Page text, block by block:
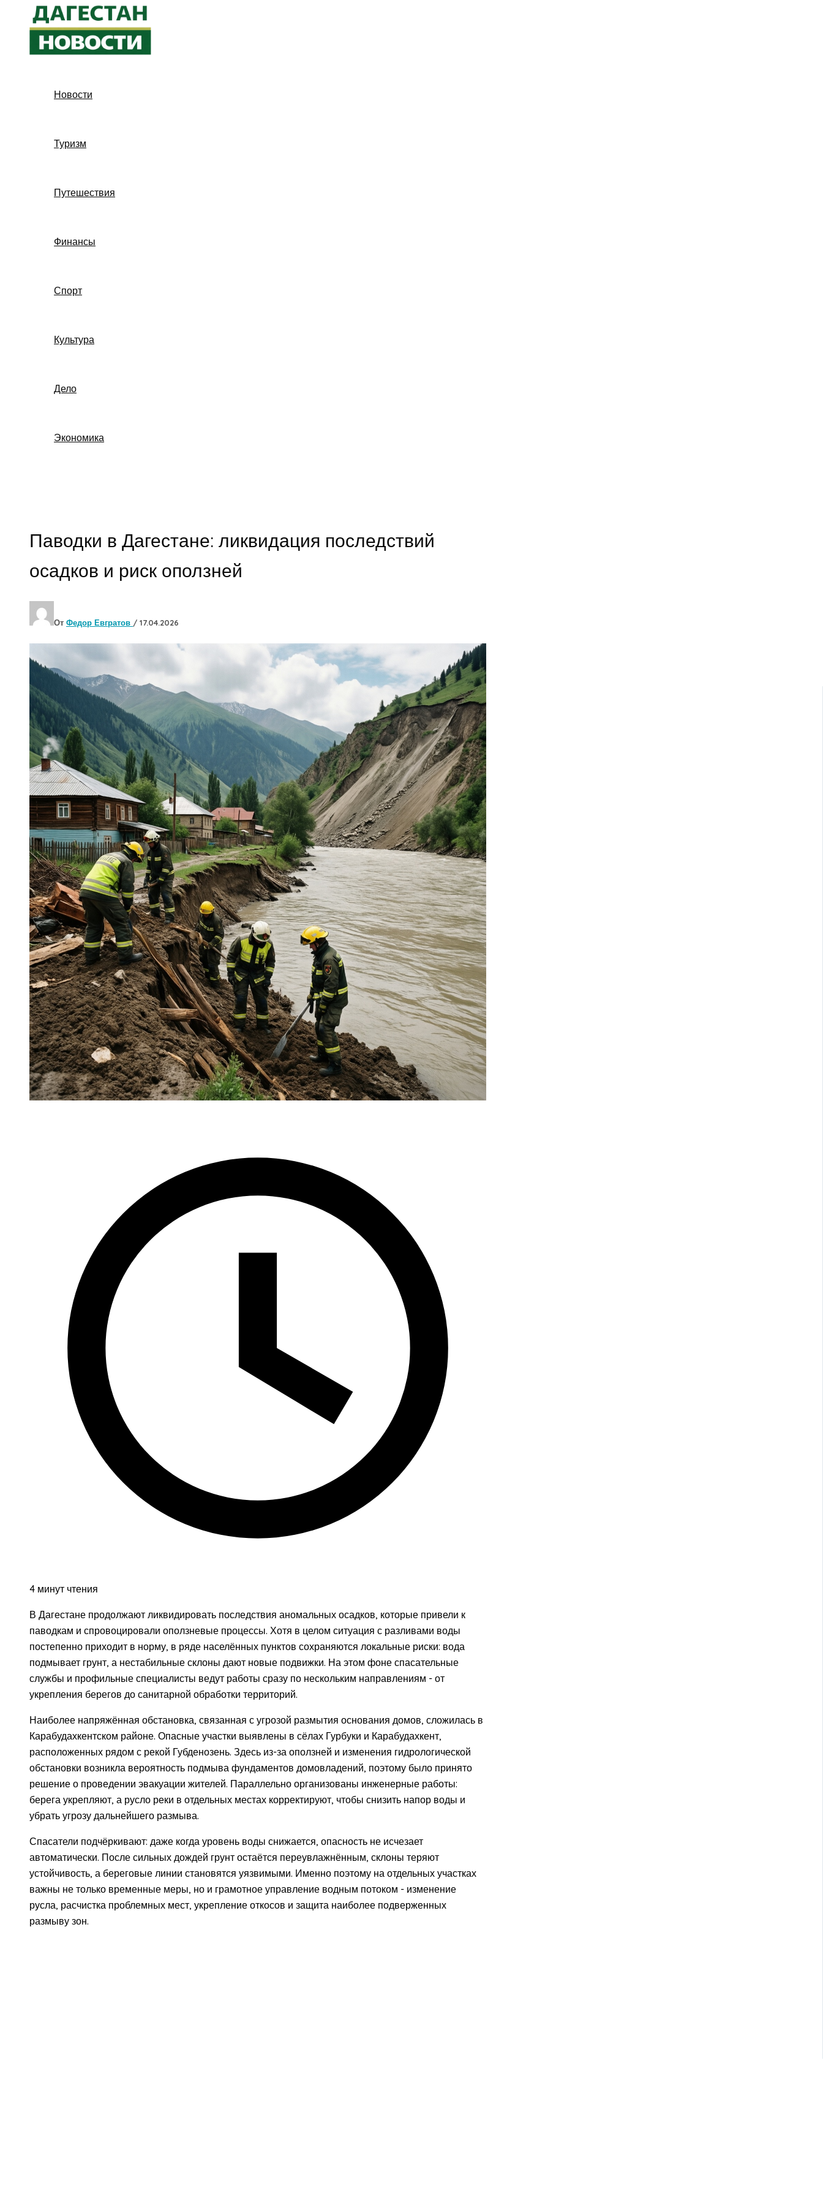
Перейти
содержимому
Новости
Туризм
Путешествия
Финансы
Спорт
Культура
Дело
Экономика
Паводки в Дагестане: ликвидация последствий
осадков и риск оползней
От Федор Евгратов / 17.04.2026
4 минут чтения
В Дагестане продолжают ликвидировать последствия аномальных осадков, которые привели к
паводкам и спровоцировали оползневые процессы. Хотя в целом ситуация с разливами воды
постепенно приходит в норму, в ряде населённых пунктов сохраняются локальные риски: вода
подмывает грунт, а нестабильные склоны дают новые подвижки. На этом фоне спасательные
службы и профильные специалисты ведут работы сразу по нескольким направлениям - от
укрепления берегов до санитарной обработки территорий.
Наиболее напряжённая обстановка, связанная с угрозой размытия основания домов, сложилась в
Карабудахкентском районе. Опасные участки выявлены в сёлах Гурбуки и Карабудахкент,
расположенных рядом с рекой Губденозень. Здесь из-за оползней и изменения гидрологической
обстановки возникла вероятность подмыва фундаментов домовладений, поэтому было принято
решение о проведении эвакуации жителей. Параллельно организованы инженерные работы:
берега укрепляют, а русло реки в отдельных местах корректируют, чтобы снизить напор воды и
убрать угрозу дальнейшего размыва.
Спасатели подчёркивают: даже когда уровень воды снижается, опасность не исчезает
автоматически. После сильных дождей грунт остаётся переувлажнённым, склоны теряют
устойчивость, а береговые линии становятся уязвимыми. Именно поэтому на отдельных участках
важны не только временные меры, но и грамотное управление водным потоком - изменение
русла, расчистка проблемных мест, укрепление откосов и защита наиболее подверженных
размыву зон.